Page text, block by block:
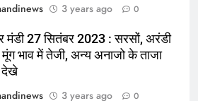
3 years ago 0
मंडी 27 सितंबर 2023 : सरसों, अरंडी
भाव में तेजी, अन्य अनाजो के ताजा
देखे
3 years ago 0